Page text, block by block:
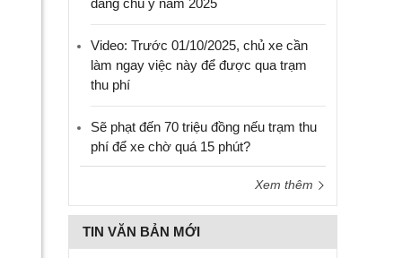
đáng chú ý năm 2025
Video: Trước 01/10/2025, chủ xe cần
làm ngay việc này để được qua trạm
thu phí
Sẽ phạt đến 70 triệu đồng nếu trạm thu
phí để xe chờ quá 15 phút?
Xem thêm
TIN VĂN BẢN MỚI